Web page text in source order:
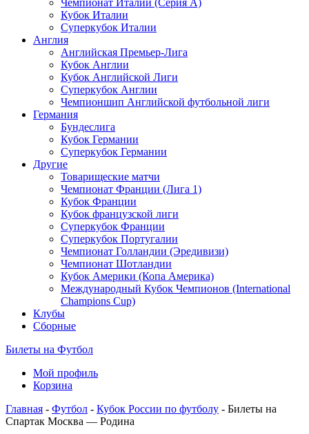
Чемпионат Италии (Серия А)
Кубок Италии
Суперкубок Италии
Англия
Английская Премьер-Лига
Кубок Англии
Кубок Английской Лиги
Суперкубок Англии
Чемпионшип Английской футбольной лиги
Германия
Бундеслига
Кубок Германии
Суперкубок Германии
Другие
Товарищеские матчи
Чемпионат Франции (Лига 1)
Кубок Франции
Кубок французской лиги
Суперкубок Франции
Суперкубок Португалии
Чемпионат Голландии (Эредивизи)
Чемпионат Шотландии
Кубок Америки (Копа Америка)
Международный Кубок Чемпионов (International
Champions Cup)
Клубы
Сборные
Билеты на Футбол
Мой профиль
Корзина
Главная - Футбол - Кубок России по футболу - Билеты на
Спартак Москва — Родина